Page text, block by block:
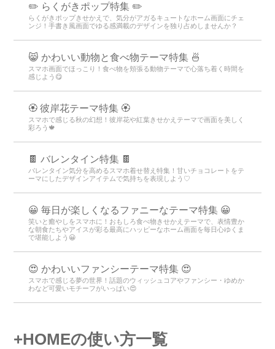
✏️ らくがきポップ特集 ✏️
らくがきポップきせかえで、気分がアガるキュートなホーム画面にチェ
ンジ！手書き風画面でゆる感満載のデザインを独り占めしませんか？
😸 かわいい動物と食べ物テーマ特集 🍜
スマホ画面でほっこり！食べ物を頬張る動物テーマで心落ち着く時間を
感じよう😋
🏵 彼岸花テーマ特集 🏵
スマホで感じる秋の幻想！彼岸花や紅葉きせかえテーマで画面を美しく
彩ろう🍁
🍫 バレンタイン特集 🍫
バレンタイン気分を高めるスマホ着せ替え特集！甘いチョコレートをテ
ーマにしたデザインアイテムで気持ちを表現しよう♡
😀 毎日が楽しくなるファニーなテーマ特集 😀
笑いと癒やしをスマホに！おもしろ食べ物きせかえテーマで、表情豊か
な朝食たちやアイスが彩る最高にハッピーなホーム画面を毎日心ゆくま
で堪能しよう😀
😍 かわいいファンシーテーマ特集 😍
スマホで感じる夢の世界！話題のウィッシュコアやファンシー・ゆめか
わなど可愛いモチーフがいっぱい😍
+HOMEの使い方一覧